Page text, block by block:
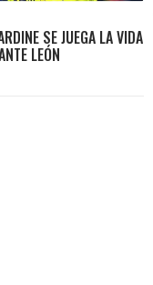
SE JUEGA LA VIDA
LEÓN